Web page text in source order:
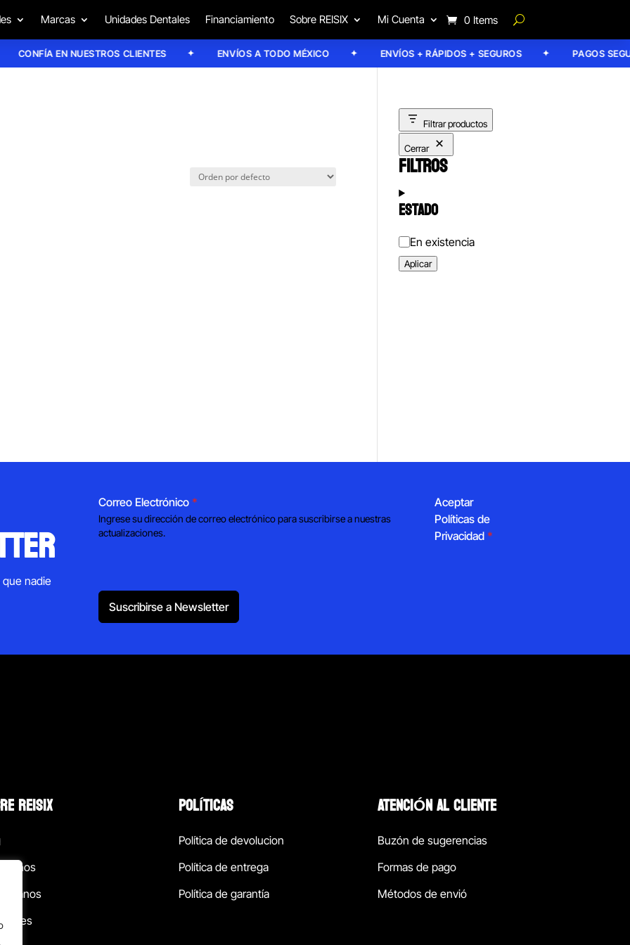
Marcas Unidades Dentales Financiamiento Sobre REISIX Mi Cuenta 0 Items
CONFÍA EN NUESTROS CLIENTES ENVÍOS A TODO MÉXICO ENVÍOS + RÁPIDOS + SEGUROS PAGOS
Filtrar productos
Cerrar
FILTROS
ESTADO
Estado
En existencia
Aplicar
nadie
Correo Electrónico *
Ingrese su dirección de correo electrónico para suscribirse a nuestras
actualizaciones.
Aceptar
Políticas de
Privacidad *
Suscribirse a Newsletter
REISIX POLÍTICAS
Política de devolucion
Política de entrega
Política de garantía
ATENCIÓN AL CLIENTE
Buzón de sugerencias
Formas de pago
Métodos de envió